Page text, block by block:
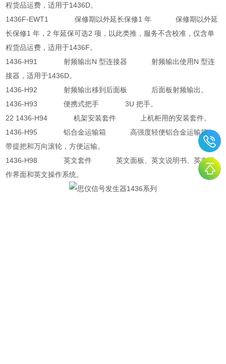
程货品运费，适用于1436D。
1436F-EWT1 保修期以外延长保修1 年 保修期以外延
长保修1 年，2 年延保可选2 项，以此类推，服务不含校准，仅含单
程货品运费，适用于1436F。
1436-H91 射频输出N 型连接器 射频输出使用N 型连
接器，适用于1436D。
1436-H92 射频输出移到后面板 后面板射频输出。
1436-H93 便携式把手 3U 把手。
22 1436-H94 机架安装套件 上机柜用的安装套件。
1436-H95 铝合金运输箱 高强度轻便铝合金运输箱，
带提把和万向滚轮，方便运输。
1436-H98 英文套件 英文面板、英文说明书、英文操
作界面和英文操作系统。